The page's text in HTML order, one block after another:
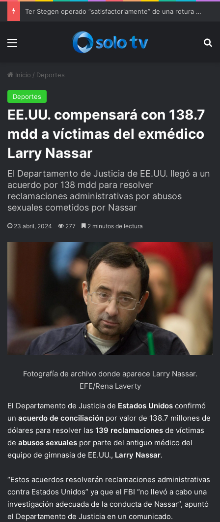
Ter Stegen operado “satisfactoriamente” de una rotura completa del tendón rotuliano
Menu
Inicio / Deportes
Deportes
EE.UU. compensará con 138.7
mdd a víctimas del exmédico
Larry Nassar
El Departamento de Justicia de EE.UU. llegó a un
acuerdo por 138 mdd para resolver
reclamaciones administrativas por abusos
sexuales cometidos por Nassar
23 abril, 2024 277 2 minutos de lectura
Fotografía de archivo donde aparece Larry Nassar.
EFE/Rena Laverty
El Departamento de Justicia de Estados Unidos confirmó
un acuerdo de conciliación por valor de 138.7 millones de
dólares para resolver las 139 reclamaciones de víctimas
de abusos sexuales por parte del antiguo médico del
equipo de gimnasia de EE.UU., Larry Nassar.
“Estos acuerdos resolverán reclamaciones administrativas
contra Estados Unidos” ya que el FBI “no llevó a cabo una
investigación adecuada de la conducta de Nassar”, apuntó
el Departamento de Justicia en un comunicado.